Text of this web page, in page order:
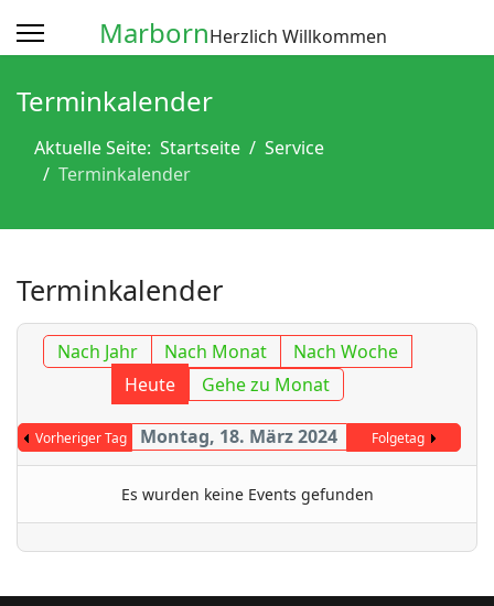
MarbornHerzlich Willkommen
Terminkalender
Aktuelle Seite: Startseite
Service
Terminkalender
Terminkalender
Nach Jahr Nach Monat
Nach Woche
Heute
Gehe zu Monat
Vorheriger Tag Montag, 18. März 2024 Folgetag
Es wurden keine Events gefunden
anzeigen